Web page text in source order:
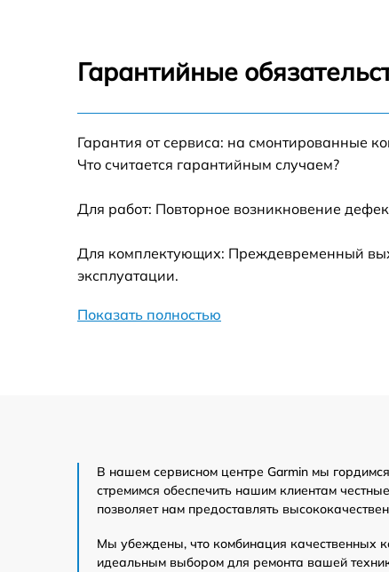
Тонометр
Гарантийные
Гарантия от сервиса: на смонтированные
Что считается гарантийным случаем?
Для работ: Повторное возникновение
Для комплектующих: Преждевременный
эксплуатации.
Показать полностью
В нашем сервисном центре Garmin мы
стремимся обеспечить нашим клиентам
позволяет нам предоставлять
Мы убеждены, что комбинация качественных
идеальным выбором для ремонта вашей